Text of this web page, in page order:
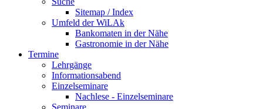
Sitemap / Index
Umfeld der WiLAk
Bankomaten in der Nähe
Gastronomie in der Nähe
Termine
Lehrgänge
Informationsabend
Einzelseminare
Nachlese - Einzelseminare
Seminare